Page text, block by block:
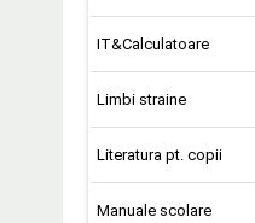
IT&Calculatoare
Limbi straine
Literatura pt. copii
Manuale scolare